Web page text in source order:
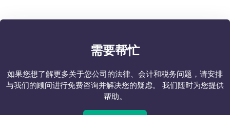
需要帮忙
如果您想了解更多关于您公司的法律、会计和税务问题，请安排
与我们的顾问进行免费咨询并解决您的疑虑。 我们随时为您提供
帮助。